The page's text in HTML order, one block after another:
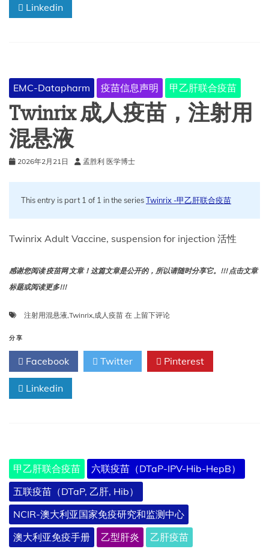
Linkedin
EMC-Datapharm 疫苗信息声明 甲乙肝联合疫苗
Twinrix 成人疫苗，注射用
混悬液
2026年2月21日 孟胜利 医学博士
This entry is part 1 of 1 in the seriesTwinrix -甲乙肝联合疫苗
Twinrix Adult Vaccine, suspension for injection 活性
感谢您阅读 疫苗网 文章！这篇文章是公开的，所以请随时分享它。!!! 点击文章
标题或阅读更多!!!
注射用混悬液,Twinrix,成人疫苗 在 Twinrix
疫
注
上留下评论
分享
Facebook Twitter Pinterest
Linkedin
甲乙肝联合疫苗
六联疫苗（DTaP-IPV-Hib-HepB）
五联疫苗（DTaP, 乙肝, Hib）
NCIR-澳大利亚国家免疫研究和监测中心
澳大利亚免疫手册
乙型肝炎 乙肝疫苗